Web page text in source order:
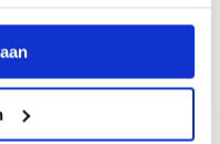
0,8 FTE jou wat en
stuur een Whatsapp